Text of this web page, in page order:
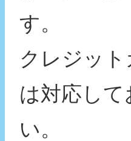
す。
クレジッ
は対応し
い。